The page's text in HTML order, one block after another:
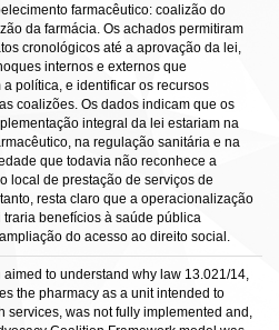
farmacêutico: coalizão do
da farmácia. Os achados permitiram
cronológicos até a aprovação da lei,
internos e externos que
política, e identificar os recursos
coalizões. Os dados indicam que os
integral da lei estariam na
na regulação sanitária e na
que todavia não reconhece a
local de prestação de serviços de
resta claro que a operacionalização
traria benefícios à saúde pública
do acesso ao direito social.
aimed to understand why law 13.021/14,
the pharmacy as a unit intended to
services, was not fully implemented and,